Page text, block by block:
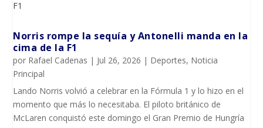
Norris rompe la sequía y Antonelli manda en la
cima de la F1
por Rafael Cadenas | Jul 26, 2026 | Deportes, Noticia
Principal
Lando Norris volvió a celebrar en la Fórmula 1 y lo hizo en el
momento que más lo necesitaba. El piloto británico de
McLaren conquistó este domingo el Gran Premio de Hungría